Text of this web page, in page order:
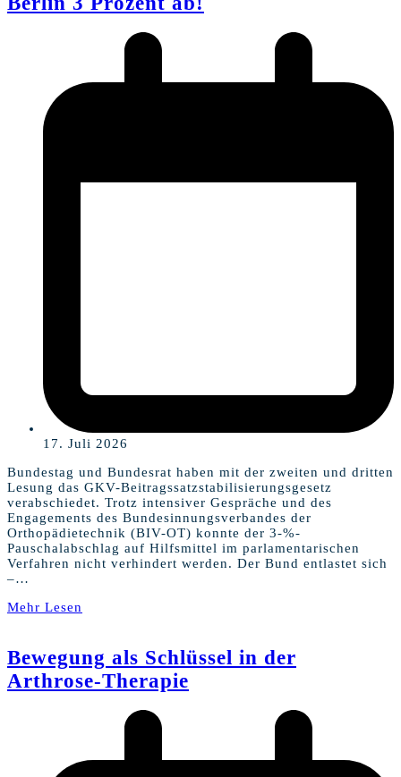
17. Juli 2026
Bundestag und Bundesrat haben mit der zweiten und dritten
Lesung das GKV-Beitragssatzstabilisierungsgesetz
verabschiedet. Trotz intensiver Gespräche und des
Engagements des Bundesinnungsverbandes der
Orthopädietechnik (BIV-OT) konnte der 3-%-
Pauschalabschlag auf Hilfsmittel im parlamentarischen
Verfahren nicht verhindert werden. Der Bund entlastet sich
–…
Mehr Lesen
Bewegung als Schlüssel in der
Arthrose-Therapie